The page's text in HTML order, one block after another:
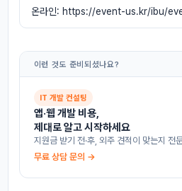
온라인: https://event-us.kr/ibu/
이런 것도 준비되셨나요?
IT 개발 컨설팅
앱·웹 개발 비용,
제대로 알고 시작하세요
지원금 받기 전·후, 외주 견적이 맞는지 전
무료 상담 문의 →